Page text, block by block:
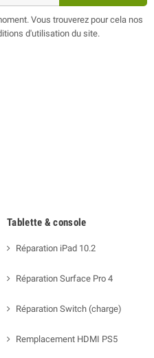
Vous trouverez pour cela nos
d'utilisation du site.
Tablette & console
Réparation iPad 10.2
Réparation Surface Pro 4
Réparation Switch (charge)
Remplacement HDMI PS5